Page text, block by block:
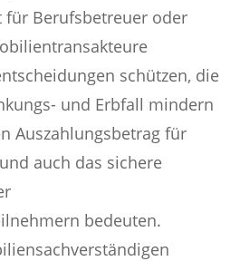
für Berufsbetreuer oder
schützen, die
und Erbfall mindern
Auszahlungsbetrag für
auch das sichere
bedeuten.